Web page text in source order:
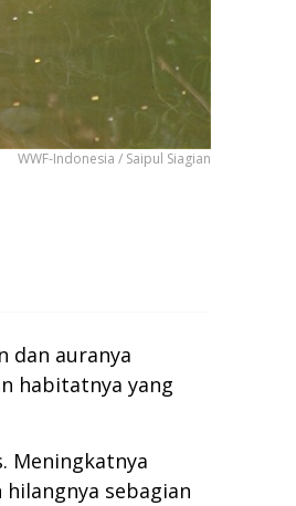
WWF-Indonesia / Saipul Siagian
dan auranya
habitatnya yang
Meningkatnya
sebagian